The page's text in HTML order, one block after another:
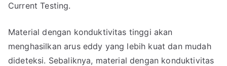
Current Testing.
Material dengan konduktivitas tinggi akan
menghasilkan arus eddy yang lebih kuat dan mudah
dideteksi. Sebaliknya, material dengan konduktivitas